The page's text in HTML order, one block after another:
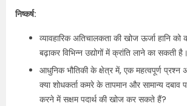
निष्कर्ष:
व्यावहारिक अतिचालकता की खोज ऊर्जा हानि
बढ़ाकर विभिन्न उद्योगों में क्रांति लाने का सकती है।
आधुनिक भौतिकी के क्षेत्र में, एक महत्वपूर्ण प्रश्न
क्या शोधकर्ता कमरे के तापमान और सामान्य दबाव
करने में सक्षम पदार्थ की खोज कर सकते हैं?